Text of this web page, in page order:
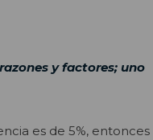
y factores; uno
es de 5%, entonces